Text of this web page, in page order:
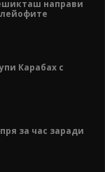
направи
Карабах с
за час заради